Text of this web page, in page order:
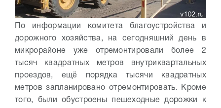
По информации комитета благоустройства и
дорожного хозяйства, на сегодняшний день в
микрорайоне уже отремонтировали более 2
тысяч квадратных метров внутриквартальных
проездов, ещё порядка тысячи квадратных
метров запланировано отремонтировать. Кроме
того, были обустроены пешеходные дорожки к